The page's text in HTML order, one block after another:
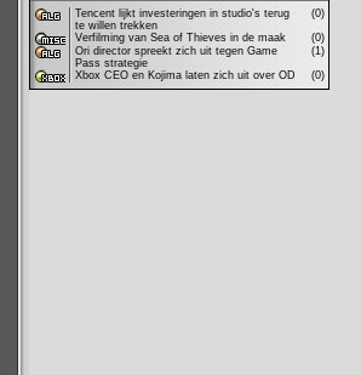
Tencent lijkt investeringen in studio's terug
te willen trekken
(0)
Verfilming van Sea of Thieves in de maak
(0)
Ori director spreekt zich uit tegen Game
Pass strategie
(1)
Xbox CEO en Kojima laten zich uit over OD
(0)